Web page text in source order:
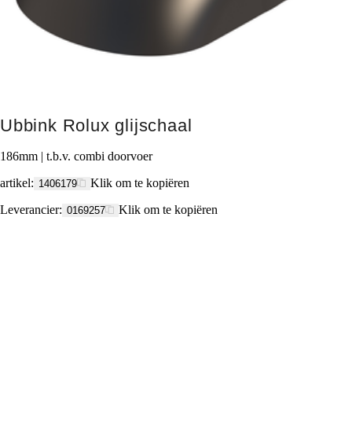
Ubbink Rolux glijschaal
186mm | t.b.v. combi doorvoer
artikel: 1406179
Klik om te kopiëren
Leverancier: 0169257 Klik om te kopiëren